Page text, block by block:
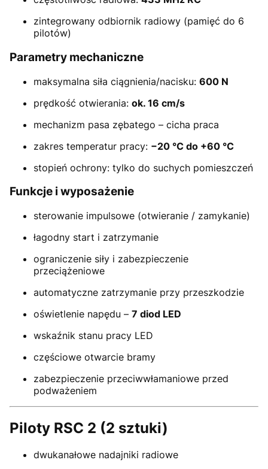
zintegrowany odbiornik radiowy (pamięć do 6
pilotów)
Parametry mechaniczne
maksymalna siła ciągnienia/nacisku: 600 N
prędkość otwierania: ok. 16 cm/s
mechanizm pasa zębatego – cicha praca
zakres temperatur pracy: −20 °C do +60 °C
stopień ochrony: tylko do suchych pomieszczeń
Funkcje i wyposażenie
sterowanie impulsowe (otwieranie / zamykanie)
łagodny start i zatrzymanie
ograniczenie siły i zabezpieczenie
przeciążeniowe
automatyczne zatrzymanie przy przeszkodzie
oświetlenie napędu – 7 diod LED
wskaźnik stanu pracy LED
częściowe otwarcie bramy
zabezpieczenie przeciwwłamaniowe przed
podważeniem
Piloty RSC 2 (2 sztuki)
dwukanałowe nadajniki radiowe